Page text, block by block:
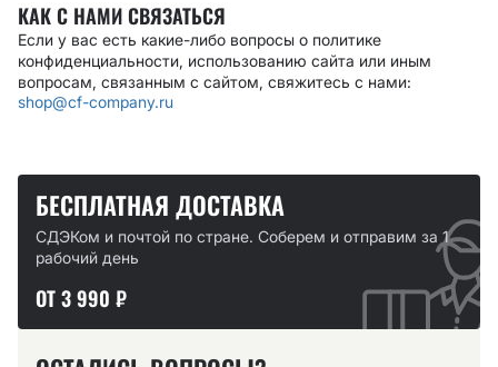
КАК С НАМИ СВЯЗАТЬСЯ
Если у вас есть какие-либо вопросы о политике
конфиденциальности, использованию сайта или иным
вопросам, связанным с сайтом, свяжитесь с нами:
shop@cf-company.ru
БЕСПЛАТНАЯ ДОСТАВКА
СДЭКом и почтой по стране. Соберем и отправим за 1
рабочий день
ОТ 3 990 ₽